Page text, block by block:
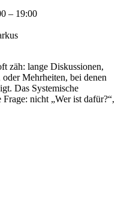
– 19:00
zäh: lange Diskussionen,
Mehrheiten, bei denen
Das Systemische
nicht „Wer ist dafür?“,